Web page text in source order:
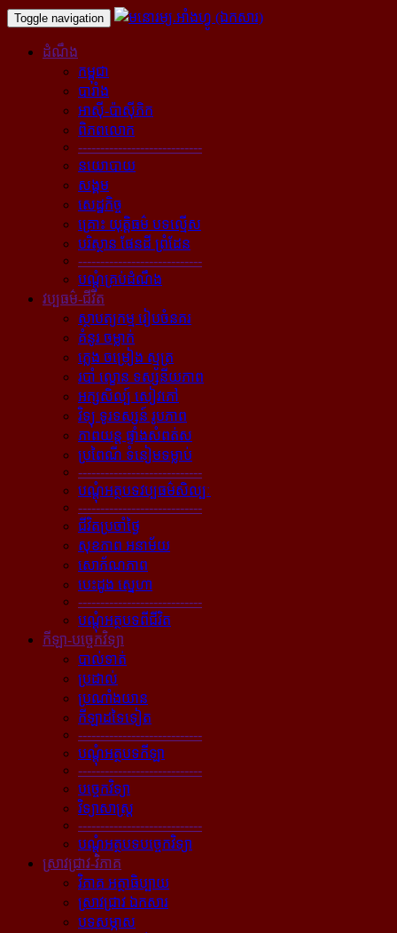
Toggle navigation
ដំណឹង
កម្ពុជា
បារាំង
អាស៊ី-ប៉ាស៊ីភិក
ពិភពលោក
----------------------------
នយោបាយ
សង្គម
សេដ្ឋកិច្ច
គ្រោះ យុត្តិធម៌ បទល្មើស
បរិស្ថាន ផែនដី ព្រំដែន
----------------------------
បណ្ដុំគ្រប់ដំណឹង
វប្បធម៌-ជីវិត
ស្ថាបត្យកម្ម រៀបចំនគរ
គំនូរ ចម្លាក់
ភ្លេង ចម្រៀង ស្មូត្រ
របាំ ល្ខោន ទស្សនីយភាព
អក្សសិល្ប៍ សៀវភៅ
វិទ្យុ ទូរទស្សន៍ រូបភាព
ភាពយន្ដ ផ្ទាំងសំពត់ស
ប្រពៃណី ទំនៀមទម្លាប់
----------------------------
បណ្ដុំអត្ថបទវប្បធម៌សិល្បៈ
----------------------------
ជីវិតប្រចាំថ្ងៃ
សុខភាព អនាម័យ
សោភ័ណភាព
បេះដូង ស្នេហា
----------------------------
បណ្ដុំអត្ថបទពីជីវិត
កីឡា-បច្ចេកវិទ្យា
បាល់ទាត់
ប្រដាល់
ប្រណាំងយាន
កីឡាដទៃទៀត
----------------------------
បណ្ដុំអត្ថបទកីឡា
----------------------------
បច្ចេកវិទ្យា
វិទ្យាសាស្ត្រ
----------------------------
បណ្ដុំអត្ថបទបច្ចេកវិទ្យា
ស្រាវជ្រាវ-វិភាគ
វិភាគ អត្ថាធិប្បាយ
ស្រាវជ្រាវ ឯកសារ
បទសម្ភាស